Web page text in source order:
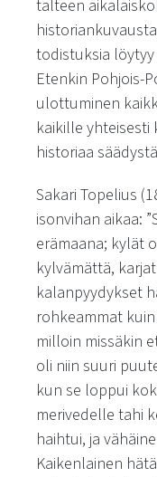
talteen
todistuksia
Etenkin Pohjois-
ulottuminen
kaikille
historiaa
Sakari Topelius
isonvihan aikaa:
erämaana; kylät
kylvämättä,
kalanpyydykset
rohkeammat
milloin missäkin
oli niin suuri
kun se loppui
merivedelle tahi
haihtui, ja
Kaikenlainen